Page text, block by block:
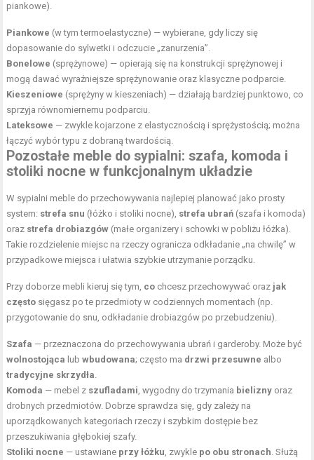
piankowe).
Piankowe (w tym termoelastyczne) — wybierane, gdy liczy się
dopasowanie do sylwetki i odczucie „zanurzenia”.
Bonelowe (sprężynowe) — opierają się na konstrukcji sprężynowej i
mogą dawać wyraźniejsze sprężynowanie oraz klasyczne podparcie.
Kieszeniowe (sprężyny w kieszeniach) — działają bardziej punktowo, co
sprzyja równomiernemu podparciu.
Lateksowe — zwykle kojarzone z elastycznością i sprężystością; można
łączyć wybór typu z dobraną twardością.
Pozostałe meble do sypialni: szafa, komoda i
stoliki nocne w funkcjonalnym układzie
W sypialni meble do przechowywania najlepiej planować jako prosty
system: strefa snu (łóżko i stoliki nocne), strefa ubrań (szafa i komoda)
oraz strefa drobiazgów (małe organizery i schowki w pobliżu łóżka).
Takie rozdzielenie miejsc na rzeczy ogranicza odkładanie „na chwilę” w
przypadkowe miejsca i ułatwia szybkie utrzymanie porządku.
Przy doborze mebli kieruj się tym, co chcesz przechowywać oraz jak
często sięgasz po te przedmioty w codziennych momentach (np.
przygotowanie do snu, odkładanie drobiazgów po przebudzeniu).
Szafa — przeznaczona do przechowywania ubrań i garderoby. Może być
wolnostojąca lubwbudowana; często ma drzwi przesuwne albo
tradycyjne skrzydła
Komoda — mebel z szufladami , wygodny do trzymania bielizny oraz
drobnych przedmiotów. Dobrze sprawdza się, gdy zależy na
uporządkowanych kategoriach rzeczy i szybkim dostępie bez
przeszukiwania głębokiej szafy.
Stoliki nocne — ustawiane przy łóżku , zwykle po obu stronach . Służą